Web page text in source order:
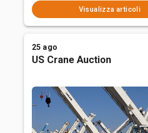
Visualizza articoli
25 ago
US Crane Auction